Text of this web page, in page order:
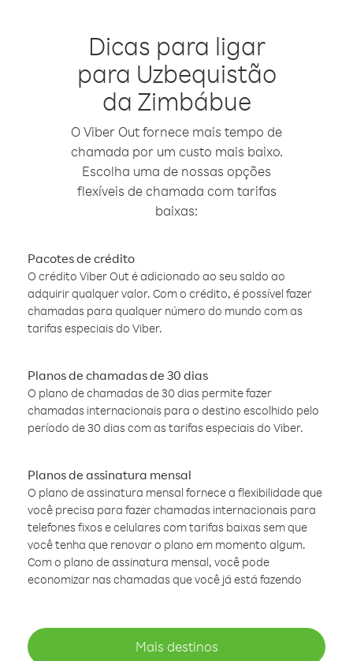
Dicas para ligar
para Uzbequistão
da Zimbábue
O Viber Out fornece mais tempo de
chamada por um custo mais baixo.
Escolha uma de nossas opções
flexíveis de chamada com tarifas
baixas:
Pacotes de crédito
O crédito Viber Out é adicionado ao seu saldo ao
adquirir qualquer valor. Com o crédito, é possível fazer
chamadas para qualquer número do mundo com as
tarifas especiais do Viber.
Planos de chamadas de 30 dias
O plano de chamadas de 30 dias permite fazer
chamadas internacionais para o destino escolhido pelo
período de 30 dias com as tarifas especiais do Viber.
Planos de assinatura mensal
O plano de assinatura mensal fornece a flexibilidade que
você precisa para fazer chamadas internacionais para
telefones fixos e celulares com tarifas baixas sem que
você tenha que renovar o plano em momento algum.
Com o plano de assinatura mensal, você pode
economizar nas chamadas que você já está fazendo
Mais destinos